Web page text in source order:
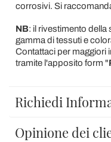
corrosivi. Si
NB: il rivestimento della
gamma di tessuti e
Contattaci per maggiori
tramite l'apposito form "
Richiedi
Opinione dei